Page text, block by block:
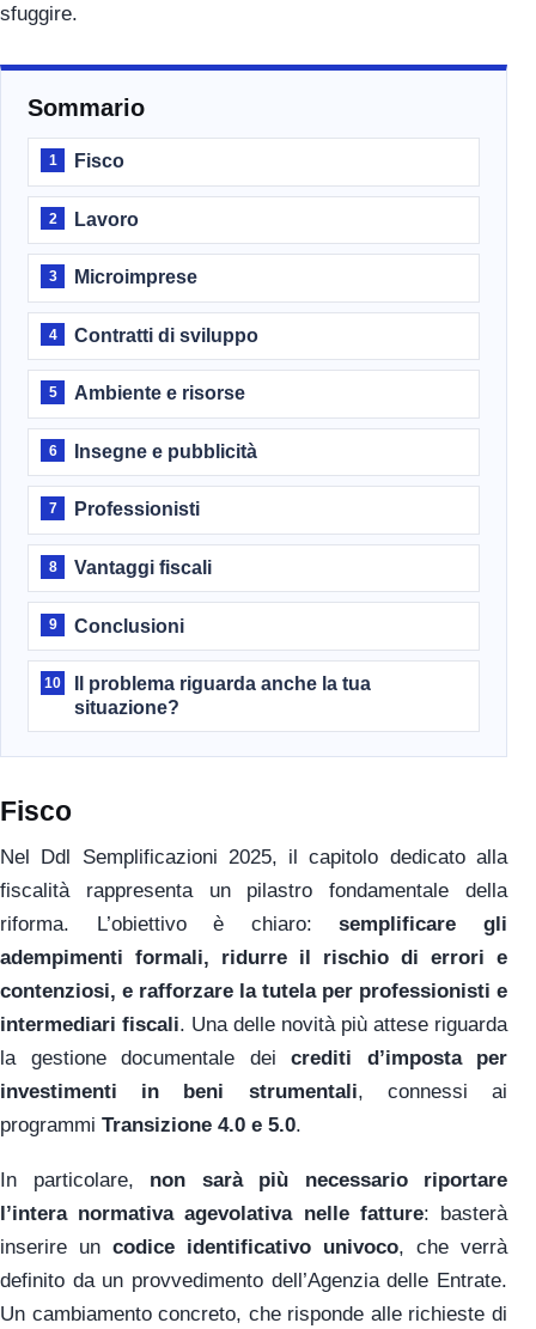
sfuggire.
Sommario
1 Fisco
2 Lavoro
3 Microimprese
4 Contratti di sviluppo
5 Ambiente e risorse
6 Insegne e pubblicità
7 Professionisti
8 Vantaggi fiscali
9 Conclusioni
10
Il problema riguarda anche la tua
situazione?
Fisco
Nel Ddl Semplificazioni 2025, il capitolo dedicato alla
fiscalità rappresenta un pilastro fondamentale della
riforma. L’obiettivo è chiaro:semplificare gli
adempimenti formali, ridurre il rischio di errori e
contenziosi, e rafforzare la tutela per professionisti e
intermediari fiscali. Una delle novità più attese riguarda
la gestione documentale dei crediti d’imposta per
investimenti in beni strumentali, connessi ai
programmi Transizione 4.0 e 5.0.
In particolare, non sarà più necessario riportare
l’intera normativa agevolativa nelle fatture: basterà
inserire un codice identificativo univoco, che verrà
definito da un provvedimento dell’Agenzia delle Entrate.
Un cambiamento concreto, che risponde alle richieste di